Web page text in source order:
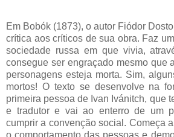
Em Bobók (1873), o autor Fiódor
crítica aos críticos de sua obra. Faz
sociedade russa em que vivia,
consegue ser engraçado mesmo que
personagens esteja morta. Sim,
mortos! O texto se desenvolve na
primeira pessoa de Ivan Ivánitch, que
e tradutor e vai ao enterro de um
cumprir a convenção social. Começa
o comportamento das pessoas e